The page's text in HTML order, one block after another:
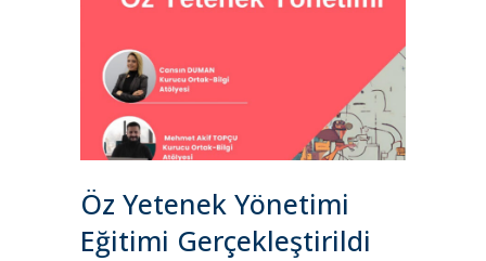
Öz Yetenek Yönetimi
Eğitimi Gerçekleştirildi